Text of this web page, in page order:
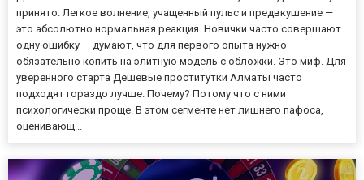
принято. Легкое волнение, учащенный пульс и предвкушение —
это абсолютно нормальная реакция. Новички часто совершают
одну ошибку — думают, что для первого опыта нужно
обязательно копить на элитную модель с обложки. Это миф. Для
уверенного старта Дешевые проститутки Алматы часто
подходят гораздо лучше. Почему? Потому что с ними
психологически проще. В этом сегменте нет лишнего пафоса,
оценивающ...